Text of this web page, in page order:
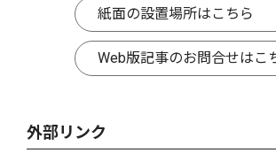
紙面の設置場所はこちら
Web版記事のお問合せはこ
外部リンク